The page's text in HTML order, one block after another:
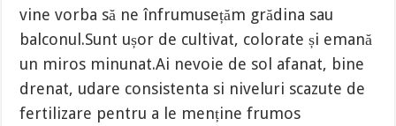
vine vorba să ne înfrumusețăm grădina sau
balconul.Sunt ușor de cultivat, colorate și emană
un miros minunat.Ai nevoie de sol afanat, bine
drenat, udare consistenta si niveluri scazute de
fertilizare pentru a le menține frumos